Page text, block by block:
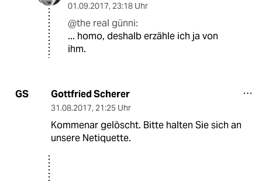
01.09.2017, 23:18 Uhr
@the real günni:
... homo, deshalb erzähle ich ja von
ihm.
GS Gottfried Scherer
31.08.2017, 21:25 Uhr
Kommenar gelöscht. Bitte halten Sie sich an
unsere Netiquette.